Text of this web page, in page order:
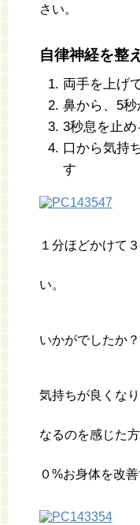
さい。
自律神経を整
両手を上げ
鼻から、5
3秒息を止め
口から気持
す
１分ほどかけて
い。
いかがでしたか？
気持ちが良くな
なるのを感じた
０%お身体を改